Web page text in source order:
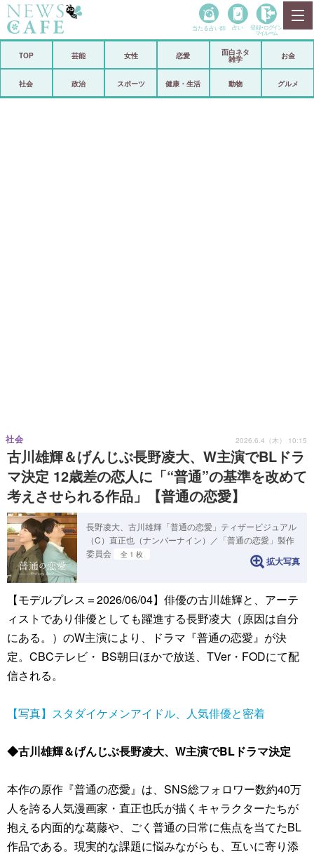
政治
当たる占い師 占い 登録• ログイン
マイルーム
TOP 芸能 女性 恋愛
面白ネタ
雑学
お金
社会 政治 スポーツ 健康・生活 動物 グルメ
古川雄輝＆げんじぶ長野凌大、W主演でBLドラ
マ決定 12歳差の恋人に「“普通”の基準を改めて
考えさせられる作品」【普通の恋愛】
社会 2026.6.4（木） 10:15
長野凌大、古川雄輝「普通の恋愛」ティザービジュアル
（C）直正也（ナンバーナイン）／「普通の恋愛」製作
委員会
全 1 枚
拡大写真
【モデルプレス＝2026/06/04】俳優の古川雄輝と、アーテ
ィストであり俳優としても躍進する長野凌大（原因は自分
にある。）のW主演により、ドラマ『普通の恋愛』が決
定。CBCテレビ・ BS朝日ほかで放送、TVer・FODにて配
信される。
【写真】スタダイケメンアイドル、人気俳優と密着
◆古川雄輝＆げんじぶ長野凌大、W主演でBLドラマ決定
本作の原作『普通の恋愛』は、SNS総フォロワー数約40万
人を誇る人気漫画家・直正也氏が描くキャラクターたちが
抱える内面的な葛藤や、ごく普通の日常に焦点を当てたBL
作品である。現実的な課題に悩みながらも、互いに寄り添